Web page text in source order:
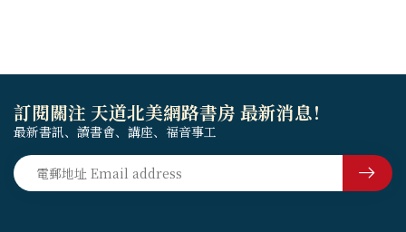
訂閱關注 天道北美網路書房 最新消息！
最新書訊、讀書會、講座、福音事工